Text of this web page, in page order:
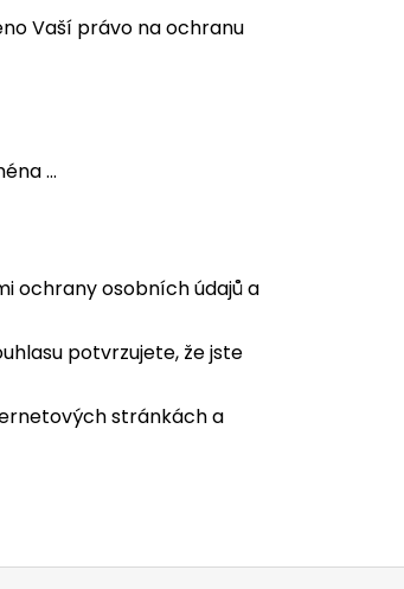
Vaší právo na ochranu
…
ochrany osobních údajů a
potvrzujete, že jste
stránkách a